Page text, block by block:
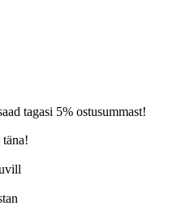
tagasi 5% ostusummast!
täna!